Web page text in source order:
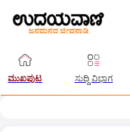
ಮುಖಪುಟ ಸುದ್ದಿ ವಿಭಾಗ